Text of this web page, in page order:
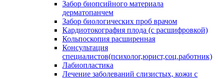
Забор биопсийного материала
дерматопанчем
Забор биологических проб врачом
Кардиотокография плода (с расшифровкой)
Кольпоскопия расширенная
Консультация
специалистов(психолог,юрист,соц.работник)
Лабиопластика
Лечение заболеваний слизистых, кожи с